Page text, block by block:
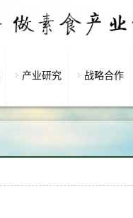
产业研究 战略合作